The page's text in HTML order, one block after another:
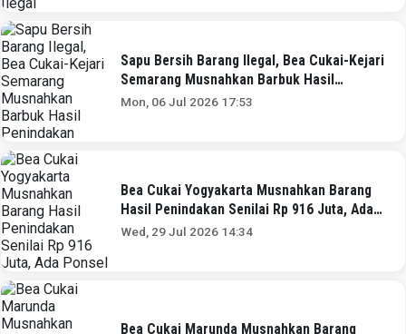
Sapu Bersih Barang Ilegal, Bea Cukai-Kejari
Semarang Musnahkan Barbuk Hasil
Penindakan
Mon, 06 Jul 2026 17:53
Bea Cukai Yogyakarta Musnahkan Barang
Hasil Penindakan Senilai Rp 916 Juta, Ada
Ponsel
Wed, 29 Jul 2026 14:34
Bea Cukai Marunda Musnahkan Barang